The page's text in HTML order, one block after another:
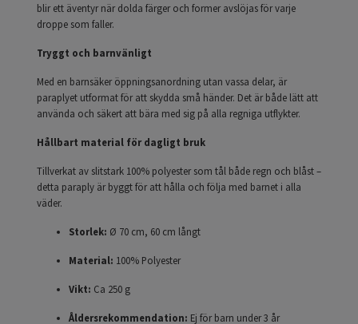
blir ett äventyr när dolda färger och former avslöjas för varje
droppe som faller.
Tryggt och barnvänligt
Med en barnsäker öppningsanordning utan vassa delar, är
paraplyet utformat för att skydda små händer. Det är både lätt att
använda och säkert att bära med sig på alla regniga utflykter.
Hållbart material för dagligt bruk
Tillverkat av slitstark 100% polyester som tål både regn och blåst –
detta paraply är byggt för att hålla och följa med barnet i alla
väder.
Storlek: Ø 70 cm, 60 cm långt
Material: 100% Polyester
Vikt: Ca 250 g
Åldersrekommendation: Ej för barn under 3 år